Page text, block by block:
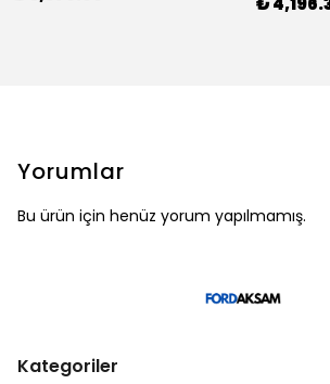
Yorumlar
Bu ürün için henüz yorum yapılmamış.
Kategoriler